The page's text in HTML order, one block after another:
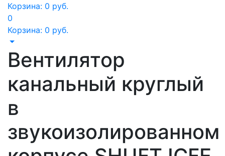
Корзина: 0 руб.
0
Корзина: 0 руб.
Вентилятор
канальный круглый
в
звукоизолированном